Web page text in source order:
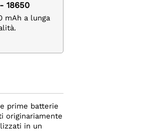
18650
mAh a lunga
prime batterie
originariamente
in un